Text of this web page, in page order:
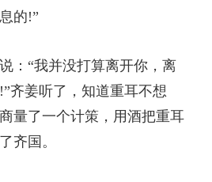
的!”
：“我并没打算离开你，离
齐姜听了，知道重耳不想
量了一个计策，用酒把重耳
齐国。